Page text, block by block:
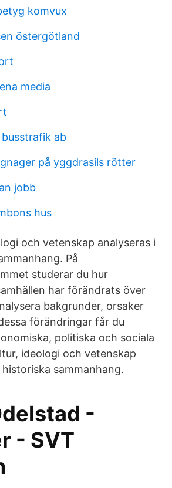
komvux
östergötland
media
ab
på yggdrasils rötter
jobb
hus
och vetenskap analyseras i
På
studerar du hur
har förändrats över
bakgrunder, orsaker
förändringar får du
politiska och sociala
ideologi och vetenskap
historiska sammanhang.
-
- SVT